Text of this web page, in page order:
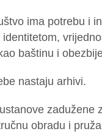
ima potrebu i
baštinu i
nastaju arhivi.
zadužene
obradu i